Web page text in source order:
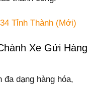
Tỉnh Thành (Mới)
Xe Gửi Hàng
dạng hàng hóa,